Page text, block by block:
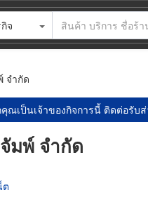
จ
จำกัด
ณเป็นเจ้าของกิจการนี้ ติดต่อรับ
มพ์ จำกัด
ต